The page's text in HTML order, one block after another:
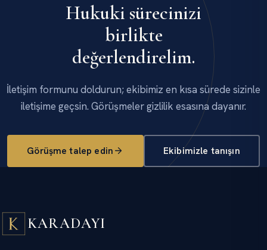
Hukuki sürecinizi
birlikte
değerlendirelim.
İletişim formunu doldurun; ekibimiz en kısa sürede sizinle
iletişime geçsin. Görüşmeler gizlilik esasına dayanır.
Görüşme talep edin Ekibimizle tanışın
KARADAYI